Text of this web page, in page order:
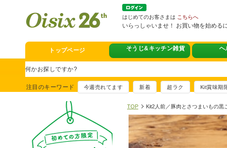
はじめてのお客さまは こちらへ
いらっしゃいませ！ お買い物を始める
トップページ
そうじ&キッチン雑貨
豪華賞品が当たるチャンス
満足ごはん大集合
おすすめ！出汁付き肉吸い
イチ推し！今週の
真アジのおぼろ昆布〆
ヘ
ヘ
健
鶏
注目のキーワード 今週売れてます 新着 超ラク Kit賞味期
TOP Kit2人前／豚肉とさつまいもの黒